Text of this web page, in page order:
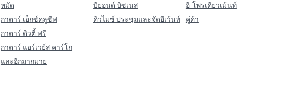
หมัด
กาตาร์ เอ็กซ์คลูซีฟ
กาตาร์ ดิวตี้ ฟรี
กาตาร์ แอร์เวย์ส คาร์โก
และอีกมากมาย
บียอนด์ บิซเนส
คิวไมซ์ ประชุมและจัดอีเว้นท์
อี-โพรเคียวเม้นท์
คู่ค้า